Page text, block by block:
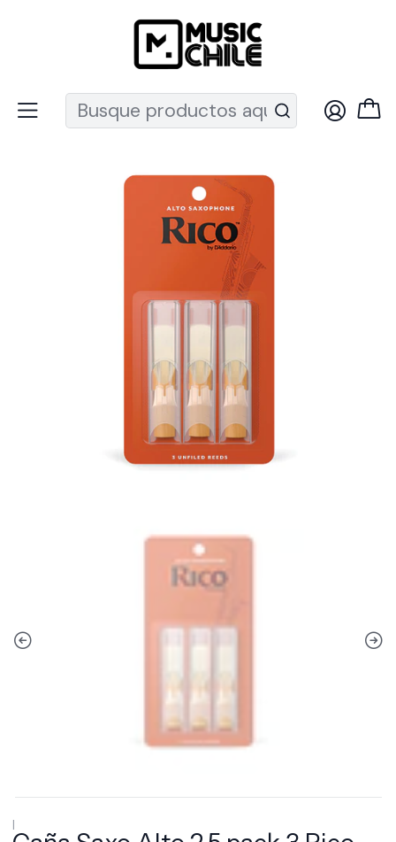
Recuerda que ahora nos puedes encontrar en el MUT
Accesorios Vientos
|